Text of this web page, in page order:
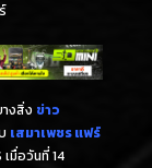
งสิ่ง ข่าว
เสมาเพชร แฟร์
มื่อวันที่ 14